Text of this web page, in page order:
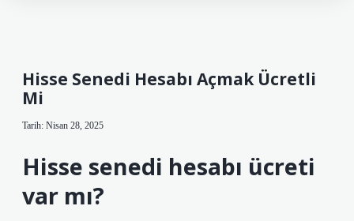
Hisse Senedi Hesabı Açmak Ücretli
Mi
Tarih: Nisan 28, 2025
Hisse senedi hesabı ücreti
var mı?